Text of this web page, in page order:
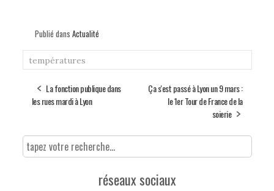
Publié dans Actualité
températures
La fonction publique dans
les rues mardi à Lyon
Ça s'est passé à Lyon un 9 mars :
le 1er Tour de France de la
soierie
réseaux sociaux